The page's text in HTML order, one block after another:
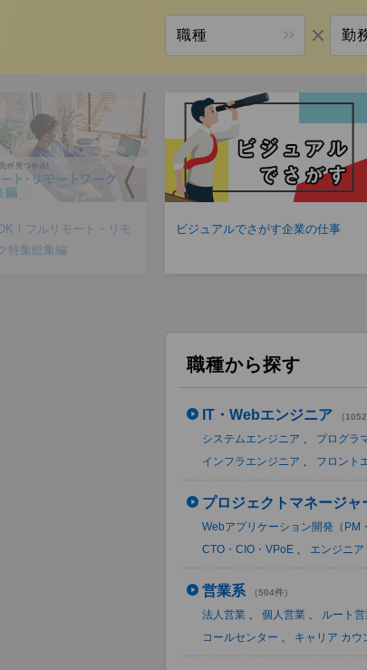
職種 勤
〈
！フルリモート・リモ
特集総集編
ビジュアルでさがす企業の仕事
職種から探す
IT・Webエンジニア （1052
システムエンジニア 、 プログラ
インフラエンジニア 、 フロント
プロジェクトマネージャ
Webアプリケーション開発（PM
CTO・CIO・VPoE 、 エンジニ
営業系 （504件）
法人営業 、 個人営業 、 ルート
コールセンター 、 キャリア カウ